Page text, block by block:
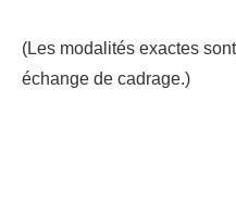
(Les modalités exactes
échange de cadrage.)